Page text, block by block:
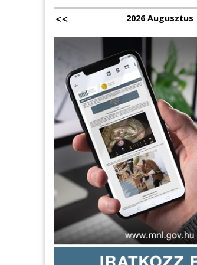
2026 Augusztus